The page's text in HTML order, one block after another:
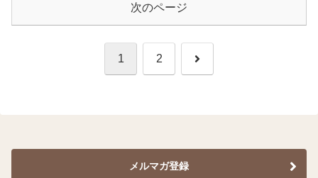
次のページ
1 2 次
メルマガ登録